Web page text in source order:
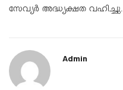
സേവ്യർ അദ്ധ്യക്ഷത വഹിച്ചു.
Admin